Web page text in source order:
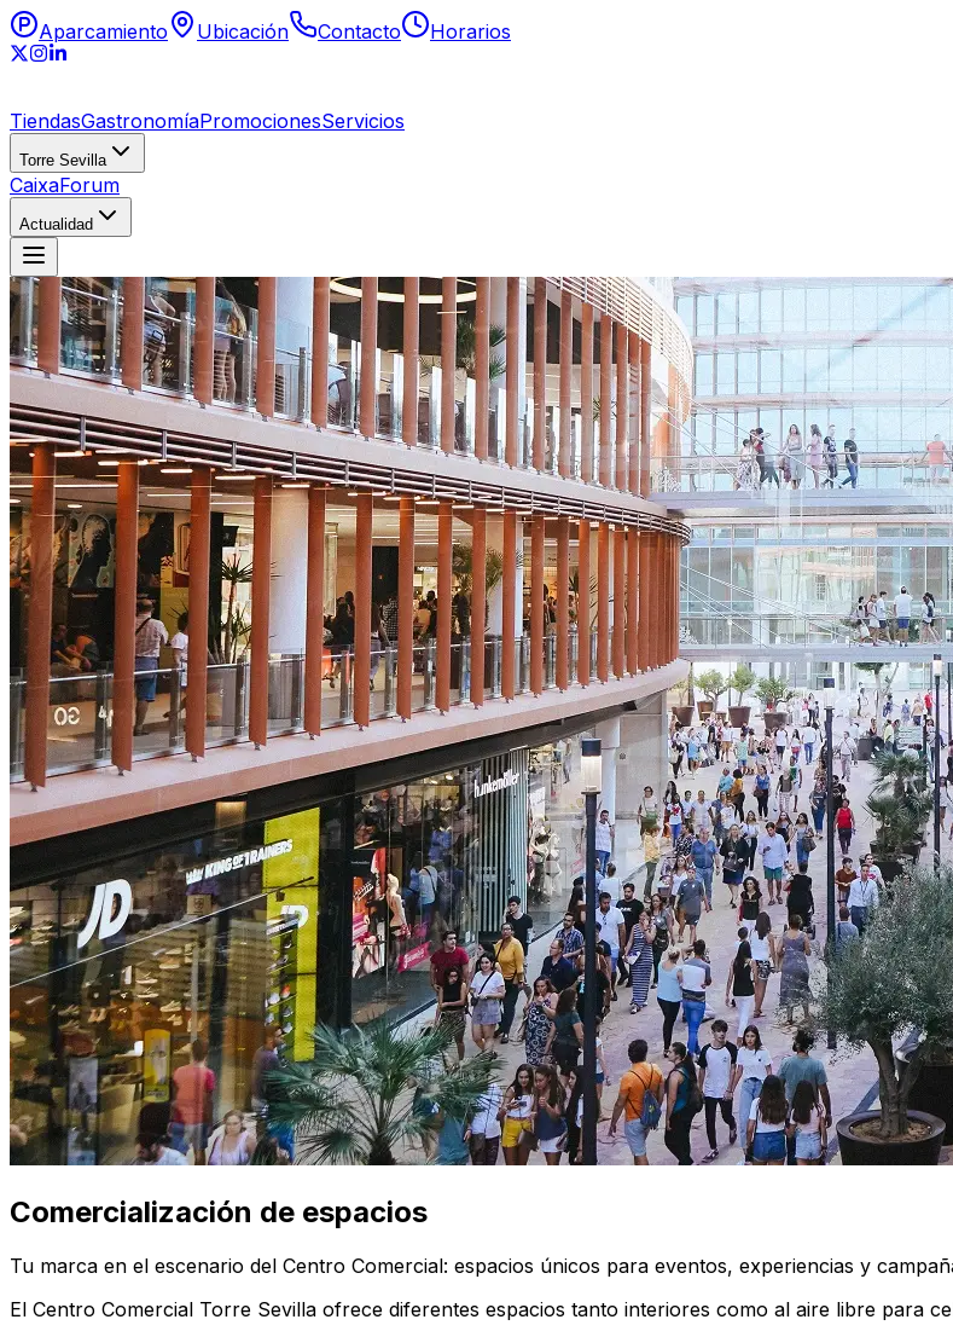
Aparcamiento Ubicación Contacto Horarios
TiendasGastronomíaPromocionesServicios
Torre Sevilla
CaixaForum
Actualidad
Comercialización de espacios
Tu marca en el escenario del Centro Comercial: espacios únicos para eventos, experiencias y
El Centro Comercial Torre Sevilla ofrece diferentes espacios tanto interiores como al aire libre para